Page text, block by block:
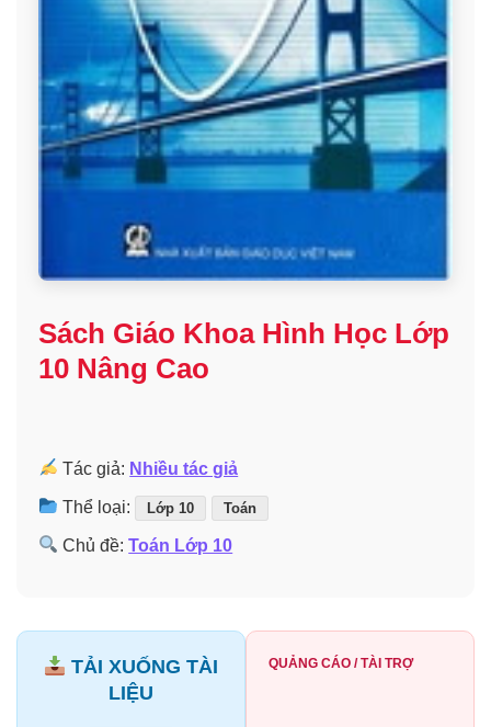
Sách Giáo Khoa Hình Học Lớp
10 Nâng Cao
Tác giả: Nhiều tác giả
Thể loại: Lớp 10 Toán
Chủ đề:Toán Lớp 10
TẢI XUỐNG TÀI
LIỆU
QUẢNG CÁO / TÀI TRỢ